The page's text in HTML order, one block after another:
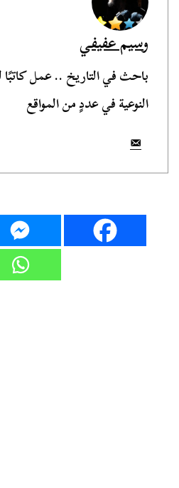
وسيم عفيفي
باحث في التاريخ .. عمل كاتبًا
النوعية في عددٍ من المواقع